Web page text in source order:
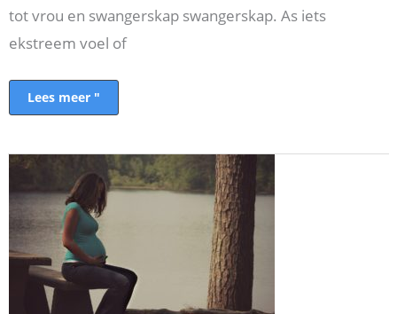
tot vrou en swangerskap swangerskap. As iets
ekstreem voel of
Lees meer "
14
Ongewone
swangerskap
simptome
'n
Kontrolelys